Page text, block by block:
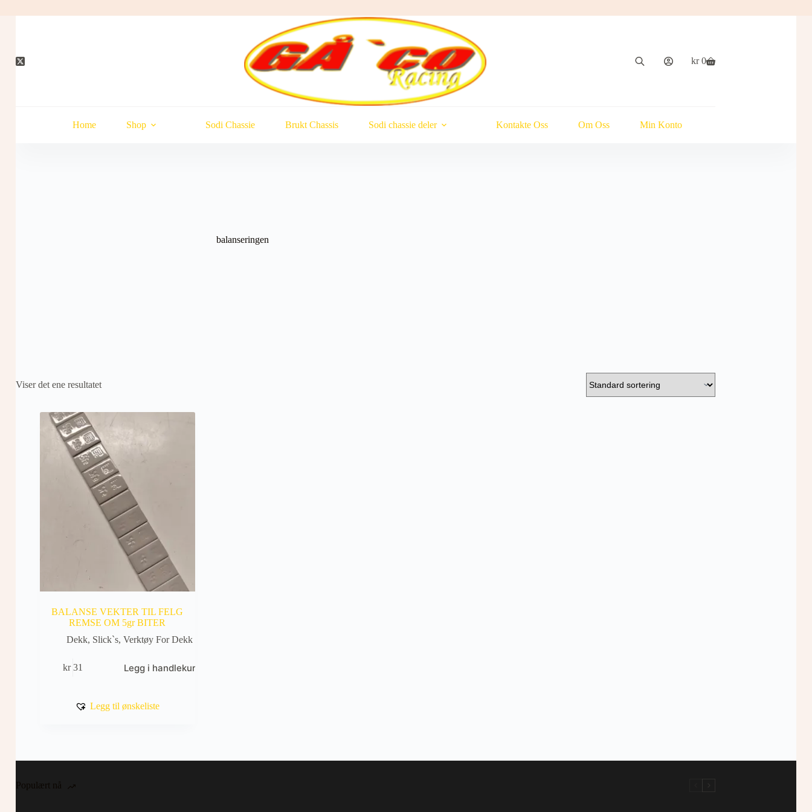
Handlekurv
kr0
Home Shop Sodi Chassie Brukt Chassis Sodi chassie deler Kontakte Oss Om Oss Min Konto
balanseringen
Viser det ene resultatet
BALANSE VEKTER TIL FELG
REMSE OM 5gr BITER
Dekk, Slick`s, Verktøy For Dekk
kr31 Legg i handlekurv
Legg til ønskeliste
Populært nå